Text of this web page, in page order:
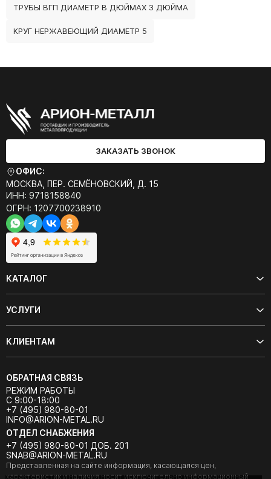
ТРУБЫ ВГП ДИАМЕТР В ДЮЙМАХ 3 ДЮЙМА
КРУГ НЕРЖАВЕЮЩИЙ ДИАМЕТР 5
ЗАКАЗАТЬ ЗВОНОК
ОФИС:
МОСКВА, ПЕР. СЕМЁНОВСКИЙ, Д. 15
ИНН: 9718158840
ОГРН: 1207700238910
КАТАЛОГ
УСЛУГИ
КЛИЕНТАМ
ОБРАТНАЯ СВЯЗЬ
РЕЖИМ РАБОТЫ
С 9:00-18:00
+7 (495) 980-80-01
INFO@ARION-METAL.RU
ОТДЕЛ СНАБЖЕНИЯ
+7 (495) 980-80-01 ДОБ. 201
SNAB@ARION-METAL.RU
Представленная на сайте информация, касающаяся цен,
характеристик и наличия носит исключительно информационный